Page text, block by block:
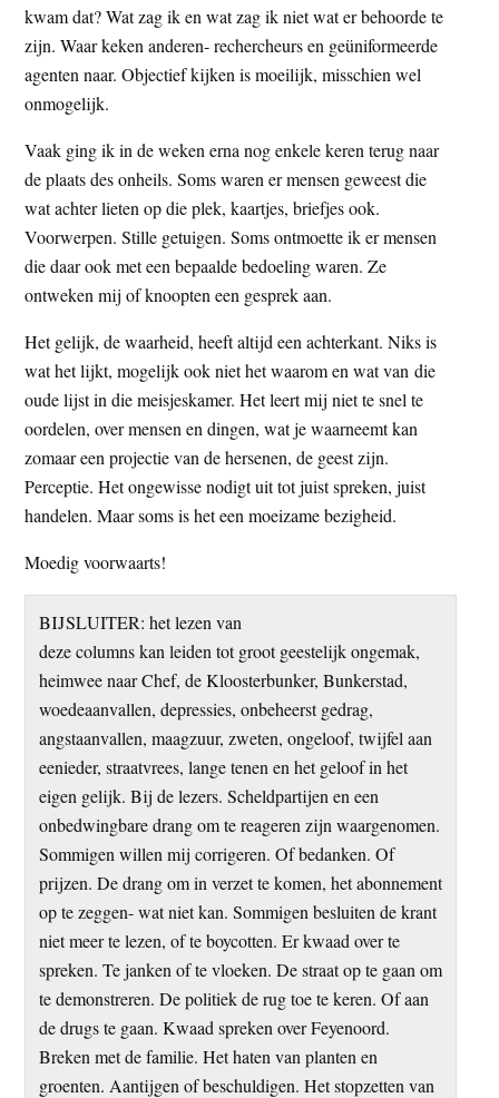
kwam dat? Wat zag ik en wat zag ik niet wat er behoorde te
zijn. Waar keken anderen- rechercheurs en geüniformeerde
agenten naar. Objectief kijken is moeilijk, misschien wel
onmogelijk.
Vaak ging ik in de weken erna nog enkele keren terug naar
de plaats des onheils. Soms waren er mensen geweest die
wat achter lieten op die plek, kaartjes, briefjes ook.
Voorwerpen. Stille getuigen. Soms ontmoette ik er mensen
die daar ook met een bepaalde bedoeling waren. Ze
ontweken mij of knoopten een gesprek aan.
Het gelijk, de waarheid, heeft altijd een achterkant. Niks is
wat het lijkt, mogelijk ook niet het waarom en wat van die
oude lijst in die meisjeskamer. Het leert mij niet te snel te
oordelen, over mensen en dingen, wat je waarneemt kan
zomaar een projectie van de hersenen, de geest zijn.
Perceptie. Het ongewisse nodigt uit tot juist spreken, juist
handelen. Maar soms is het een moeizame bezigheid.
Moedig voorwaarts!
BIJSLUITER: het lezen van
deze columns kan leiden tot groot geestelijk ongemak,
heimwee naar Chef, de Kloosterbunker, Bunkerstad,
woedeaanvallen, depressies, onbeheerst gedrag,
angstaanvallen, maagzuur, zweten, ongeloof, twijfel aan
eenieder, straatvrees, lange tenen en het geloof in het
eigen gelijk. Bij de lezers. Scheldpartijen en een
onbedwingbare drang om te reageren zijn waargenomen.
Sommigen willen mij corrigeren. Of bedanken. Of
prijzen. De drang om in verzet te komen, het abonnement
op te zeggen- wat niet kan. Sommigen besluiten de krant
niet meer te lezen, of te boycotten. Er kwaad over te
spreken. Te janken of te vloeken. De straat op te gaan om
te demonstreren. De politiek de rug toe te keren. Of aan
de drugs te gaan. Kwaad spreken over Feyenoord.
Breken met de familie. Het haten van planten en
groenten. Aantijgen of beschuldigen. Het stopzetten van